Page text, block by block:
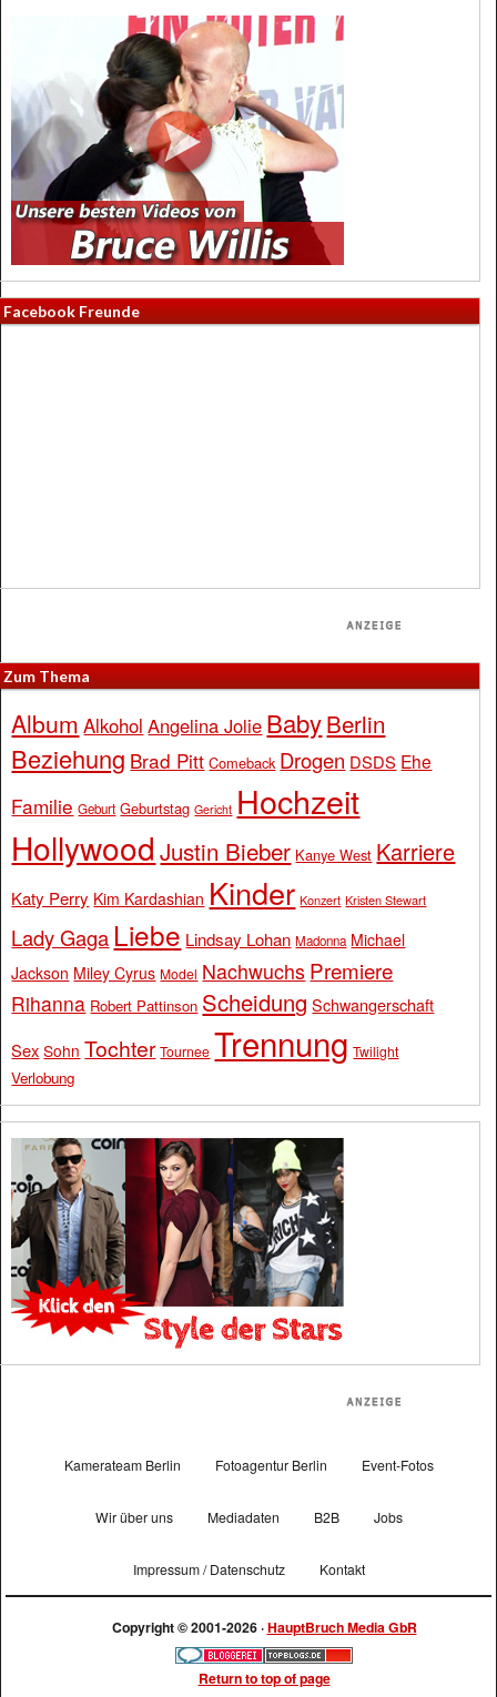
Facebook Freunde
Zum Thema
Album Alkohol Angelina Jolie BabyBerlin
Beziehung Brad Pitt Comeback Drogen DSDS Ehe
Familie Geburt Geburtstag Gericht Hochzeit
Hollywood Justin Bieber Kanye West Karriere
Katy Perry Kim Kardashian Kinder Konzert Kristen Stewart
Lady Gaga Liebe Lindsay Lohan Madonna Michael
Jackson Miley Cyrus Model Nachwuchs Premiere
Rihanna Robert Pattinson Scheidung Schwangerschaft
Sex Sohn Tochter Tournee Trennung Twilight
Verlobung
Kamerateam Berlin Fotoagentur Berlin Event-Fotos
Wir über uns Mediadaten B2B Jobs
Impressum / Datenschutz Kontakt
Copyright © 2001-2026 ·HauptBruch Media GbR
Return to top of page